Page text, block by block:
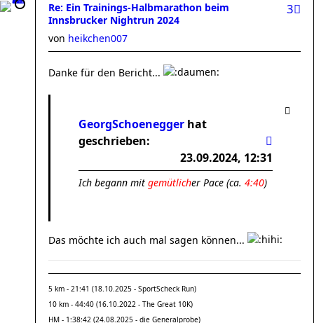
Re: Ein Trainings-Halbmarathon beim
Innsbrucker Nightrun 2024
3
von heikchen007
Danke für den Bericht...
GeorgSchoenegger hat
geschrieben:
23.09.2024, 12:31
Ich begann mit gemütlicher Pace (ca. 4:40)
Das möchte ich auch mal sagen können...
5 km - 21:41 (18.10.2025 - SportScheck Run)
10 km - 44:40 (16.10.2022 - The Great 10K)
HM - 1:38:42 (24.08.2025 - die Generalprobe)